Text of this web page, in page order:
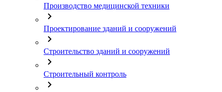
Производство медицинской техники
chevron_right
Проектирование зданий и сооружений
chevron_right
Строительство зданий и сооружений
chevron_right
Строительный контроль
chevron_right